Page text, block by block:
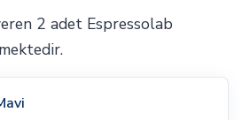
2 adet Espressolab